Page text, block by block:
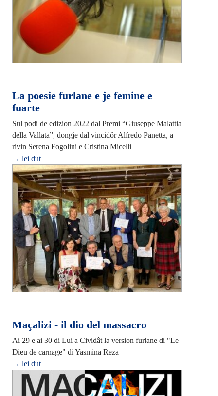
La poesie furlane e je femine e
fuarte
Sul podi de edizion 2022 dal Premi “Giuseppe Malattia
della Vallata”, dongje dal vincidôr Alfredo Panetta, a
rivin Serena Fogolini e Cristina Micelli
→ lei dut
Maçalizi - il dio del massacro
Ai 29 e ai 30 di Lui a Cividât la version furlane di "Le
Dieu de carnage" di Yasmina Reza
→ lei dut